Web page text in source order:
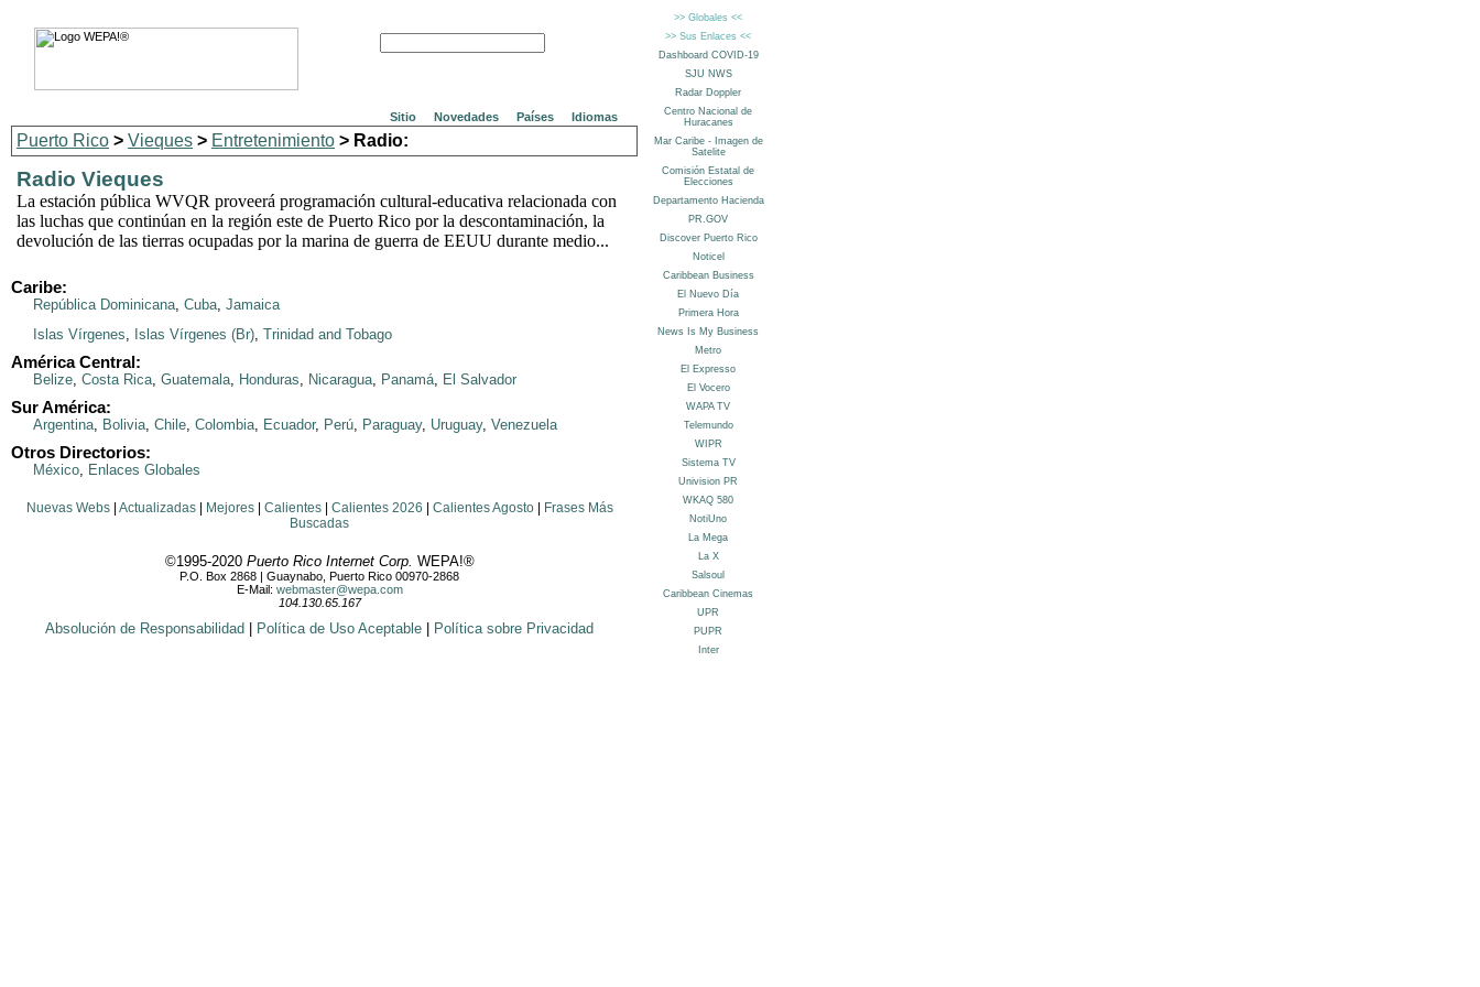
Sitio Novedades Países Idiomas
Puerto Rico > Vieques > Entretenimiento > Radio:
Radio Vieques
La estación pública WVQR proveerá programación cultural-educativa relacionada con
las luchas que continúan en la región este de Puerto Rico por la descontaminación, la
devolución de las tierras ocupadas por la marina de guerra de EEUU durante medio...
Caribe:
República Dominicana, Cuba, Jamaica
Islas Vírgenes, Islas Vírgenes (Br), Trinidad and Tobago
América Central:
Belize, Costa Rica, Guatemala, Honduras, Nicaragua, Panamá, El Salvador
Sur América:
Argentina, Bolivia, Chile, Colombia, Ecuador, Perú, Paraguay, Uruguay, Venezuela
Otros Directorios:
México, Enlaces Globales
Nuevas Webs| Actualizadas| Mejores| Calientes| Calientes 2026 Calientes Agosto|
Frases Más
Buscadas
©1995-2020 Puerto Rico Internet Corp. WEPA!®
P.O. Box 2868 | Guaynabo, Puerto Rico 00970-2868
E-Mail: webmaster@wepa.com
104.130.65.167
Absolución de Responsabilidad Política de Uso Aceptable Política sobre Privacidad